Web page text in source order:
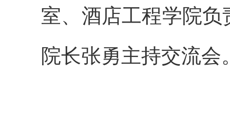
室、酒店工程学院
院长张勇主持交流会